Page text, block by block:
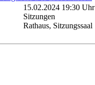
15.02.2024 19:30 Uhr
Sitzungen
Rathaus, Sitzungssaal